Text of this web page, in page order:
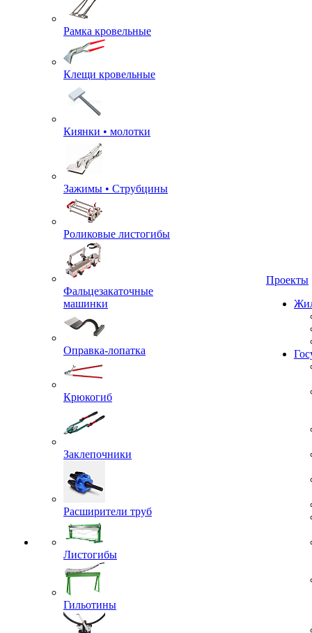
Рамка кровельные
Клещи кровельные
Киянки • молотки
Зажимы • Струбцины
Роликовые листогибы
Фальцезакаточные
машинки
Оправка-лопатка
Крюкогиб
Заклепочники
Расширители труб
Листогибы
Гильотины
Проекты